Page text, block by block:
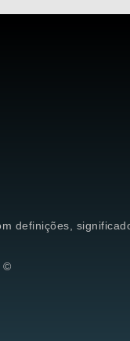
definições,
©